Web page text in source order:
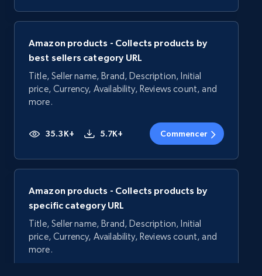
Amazon products - Collects products by
best sellers category URL
Title, Seller name, Brand, Description, Initial
price, Currency, Availability, Reviews count, and
more.
35.3K+ 5.7K+ Commencer
Amazon products - Collects products by
specific category URL
Title, Seller name, Brand, Description, Initial
price, Currency, Availability, Reviews count, and
more.